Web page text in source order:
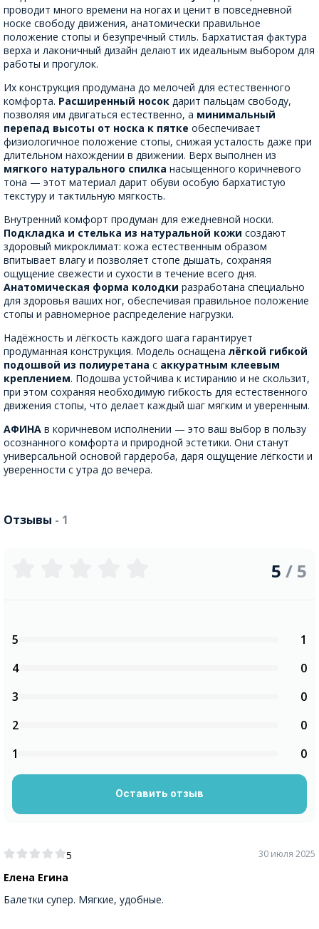
проводит много времени на ногах и ценит в повседневной
носке свободу движения, анатомически правильное
положение стопы и безупречный стиль. Бархатистая фактура
верха и лаконичный дизайн делают их идеальным выбором для
работы и прогулок.
Их конструкция продумана до мелочей для естественного
комфорта. Расширенный носок дарит пальцам свободу,
позволяя им двигаться естественно, а минимальный
перепад высоты от носка к пятке обеспечивает
физиологичное положение стопы, снижая усталость даже при
длительном нахождении в движении. Верх выполнен из
мягкого натурального спилка насыщенного коричневого
тона — этот материал дарит обуви особую бархатистую
текстуру и тактильную мягкость.
Внутренний комфорт продуман для ежедневной носки.
Подкладка и стелька из натуральной кожи создают
здоровый микроклимат: кожа естественным образом
впитывает влагу и позволяет стопе дышать, сохраняя
ощущение свежести и сухости в течение всего дня.
Анатомическая форма колодки разработана специально
для здоровья ваших ног, обеспечивая правильное положение
стопы и равномерное распределение нагрузки.
Надёжность и лёгкость каждого шага гарантирует
продуманная конструкция. Модель оснащена лёгкой гибкой
подошвой из полиуретана с аккуратным клеевым
креплением. Подошва устойчива к истиранию и не скользит,
при этом сохраняя необходимую гибкость для естественного
движения стопы, что делает каждый шаг мягким и уверенным.
АФИНА в коричневом исполнении — это ваш выбор в пользу
осознанного комфорта и природной эстетики. Они станут
универсальной основой гардероба, даря ощущение лёгкости и
уверенности с утра до вечера.
Отзывы - 1
5
Елена Егина
30 июля 2025
Балетки супер. Мягкие, удобные.
5 / 5
5
1
4
0
3
0
2
0
1
0
Оставить отзыв